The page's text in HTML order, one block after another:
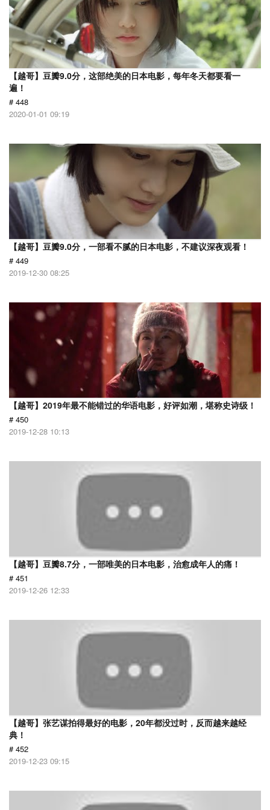
【越哥】豆瓣9.0分，这部绝美的日本电影，每年冬天都要看一
遍！
# 448
2020-01-01 09:19
【越哥】豆瓣9.0分，一部看不腻的日本电影，不建议深夜观看！
# 449
2019-12-30 08:25
【越哥】2019年最不能错过的华语电影，好评如潮，堪称史诗级！
# 450
2019-12-28 10:13
【越哥】豆瓣8.7分，一部唯美的日本电影，治愈成年人的痛！
# 451
2019-12-26 12:33
【越哥】张艺谋拍得最好的电影，20年都没过时，反而越来越经
典！
# 452
2019-12-23 09:15